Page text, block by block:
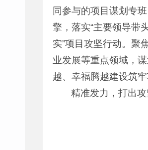
同参与的项目谋划专
擎，落实“主要领导带
实”项目攻坚行动。聚
业发展等重点领域，
越、幸福腾越建设筑牢
精准发力，打出